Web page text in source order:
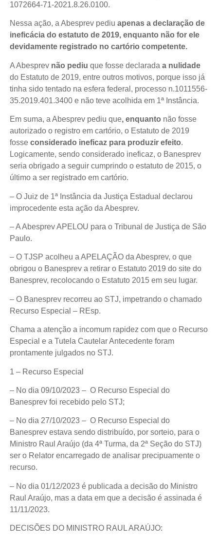
1072664-71-2021.8.26.0100.
Nessa ação, a Abesprev pediu apenas a declaração de
ineficácia do estatuto de 2019, enquanto não for ele
devidamente registrado no cartório competente.
A Abesprev não pediu que fosse declarada a nulidade
do Estatuto de 2019, entre outros motivos, porque isso já
tinha sido tentado na esfera federal, processo n.1011556-
35.2019.401.3400 e não teve acolhida em 1ª Instância.
Em suma, a Abesprev pediu que, enquanto não fosse
autorizado o registro em cartório, o Estatuto de 2019
fosse considerado ineficaz para produzir efeito.
Logicamente, sendo considerado ineficaz, o Banesprev
seria obrigado a seguir cumprindo o estatuto de 2015, o
último a ser registrado em cartório.
– O Juiz de 1ª Instância da Justiça Estadual declarou
improcedente esta ação da Abesprev.
– A Abesprev APELOU para o Tribunal de Justiça de São
Paulo.
– O TJSP acolheu a APELAÇÃO da Abesprev, o que
obrigou o Banesprev a retirar o Estatuto 2019 do site do
Banesprev, recolocando o Estatuto 2015 em seu lugar.
– O Banesprev recorreu ao STJ, impetrando o chamado
Recurso Especial – REsp.
Chama a atenção a incomum rapidez com que o Recurso
Especial e a Tutela Cautelar Antecedente foram
prontamente julgados no STJ.
1 – Recurso Especial
– No dia 09/10/2023 – O Recurso Especial do
Banesprev foi recebido pelo STJ;
– No dia 27/10/2023 – O Recurso Especial do
Banesprev estava sendo distribuído, por sorteio, para o
Ministro Raul Araújo (da 4ª Turma, da 2ª Seção do STJ)
ser o Relator encarregado de analisar precipuamente o
recurso.
– No dia 01/12/2023 é publicada a decisão do Ministro
Raul Araújo, mas a data em que a decisão é assinada é
11/11/2023.
DECISÕES DO MINISTRO RAUL ARAÚJO: